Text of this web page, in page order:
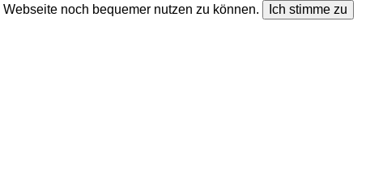
noch bequemer nutzen zu können.
Ich stimme zu